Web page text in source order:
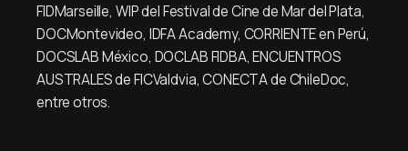
FIDMarseille, WIP del Festival de Cine de Mar del Plata,
DOCMontevideo, IDFA Academy, CORRIENTE en Perú,
DOCSLAB México, DOCLAB FIDBA, ENCUENTROS
AUSTRALES de FICValdvia, CONECTA de ChileDoc,
entre otros.